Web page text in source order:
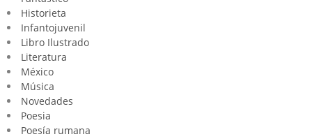
Historieta
Infantojuvenil
Libro Ilustrado
Literatura
México
Música
Novedades
Poesia
Poesía rumana